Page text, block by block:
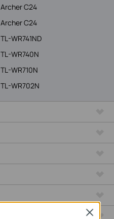
Archer C24
Archer C24
TL-WR741ND
TL-WR740N
TL-WR710N
TL-WR702N
Close